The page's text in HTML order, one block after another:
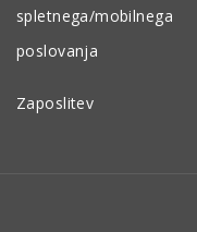
spletnega/mobilnega
poslovanja
Zaposlitev